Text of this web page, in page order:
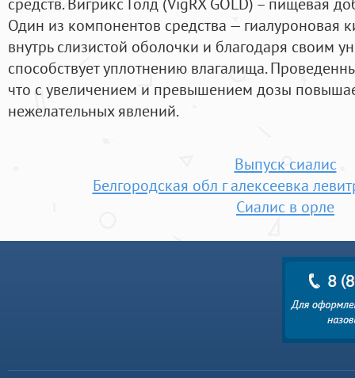
Один из компонентов средства — гиалуроновая
внутрь слизистой оболочки и благодаря своим
способствует уплотнению влагалища.
что с увеличением и превышением дозы
нежелательных явлений.
Выпуск сиалис
Белгородская обл г алексеевка
Сиалис в орле